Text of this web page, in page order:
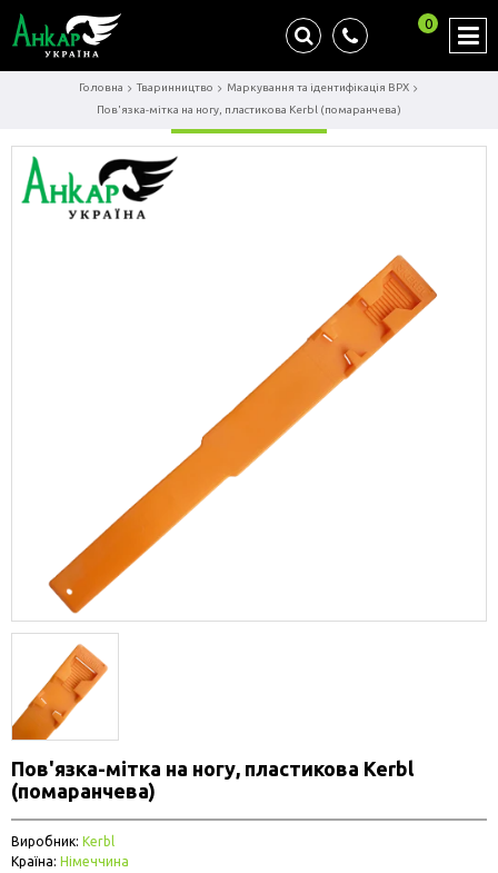
0
Головна Тваринництво
Маркування та ідентифікація ВРХ
Пов'язка-мітка на ногу, пластикова Kerbl (помаранчева)
Пов'язка-мітка на ногу, пластикова Kerbl
(помаранчева)
Виробник: Kerbl
Країна: Німеччина